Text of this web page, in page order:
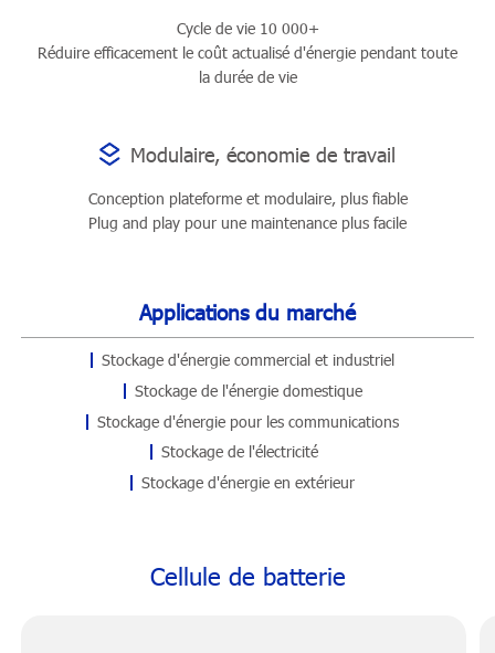
Cycle de vie 10 000+
Réduire efficacement le coût actualisé d'énergie pendant toute
la durée de vie
Modulaire, économie de travail
Conception plateforme et modulaire, plus fiable
Plug and play pour une maintenance plus facile
Applications du marché
Stockage d'énergie commercial et industriel
Stockage de l'énergie domestique
Stockage d'énergie pour les communications
Stockage de l'électricité
Stockage d'énergie en extérieur
Cellule de batterie